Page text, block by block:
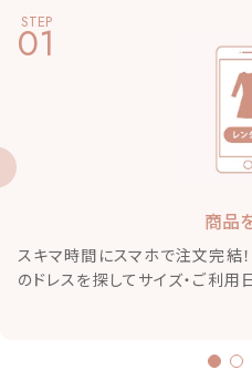
STEP
01
商品
スキマ時間にスマホで注文完
のドレスを探してサイズ・ご利用